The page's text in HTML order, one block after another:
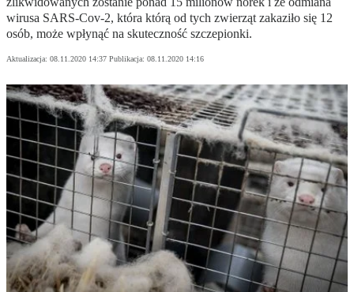
wirusa SARS-Cov-2, która którą od tych zwierząt zakaziło się 12
osób, może wpłynąć na skuteczność szczepionki.
Aktualizacja: 08.11.2020 14:37 Publikacja: 08.11.2020 14:16